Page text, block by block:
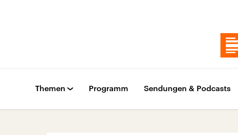
Themen Programm Sendungen & Podcasts